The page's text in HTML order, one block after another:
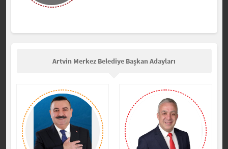
Artvin Merkez Belediye Başkan Adayları